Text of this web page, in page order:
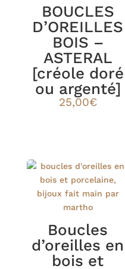
BOUCLES
D’OREILLES
BOIS –
ASTERAL
[créole doré
ou argenté]
25,00€
Boucles
d’oreilles en
bois et